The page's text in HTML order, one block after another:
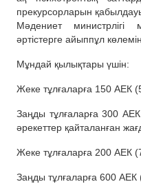
прекурсорларын
Мәдениет
әртістерге айыппұл
Мұндай қылықтары үшін:
Жеке тұлғаларға 150 АЕК
Заңды тұлғаларға 300
әрекеттер қайталанған
Жеке тұлғаларға 200 АЕК
Заңды тұлғаларға 600